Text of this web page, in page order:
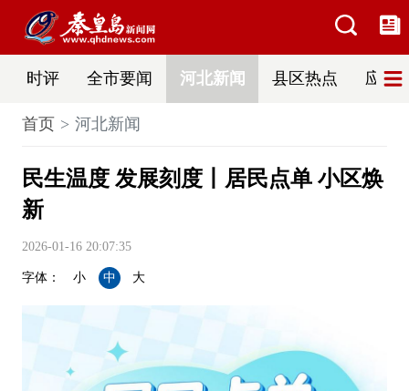
时评 全市要闻 河北新闻 县区热点 应急
首页 河北新闻
民生温度 发展刻度丨居民点单 小区焕
新
2026-01-16 20:07:35
字体： 小 中 大